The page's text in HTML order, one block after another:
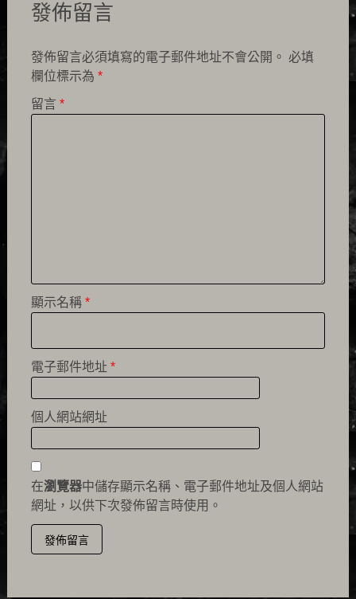
發佈留言
發佈留言必須填寫的電子郵件地址不會公開。 必填
欄位標示為 *
留言 *
顯示名稱 *
電子郵件地址 *
個人網站網址
在瀏覽器中儲存顯示名稱、電子郵件地址及個人網站
網址，以供下次發佈留言時使用。